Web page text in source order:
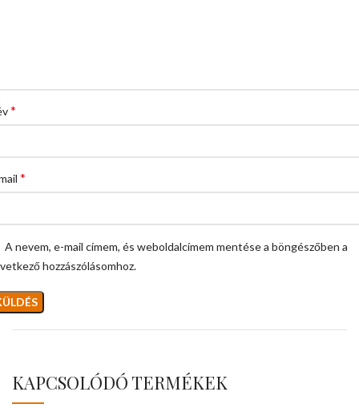
*
*
A nevem, e-mail címem, és weboldalcímem mentése a böngészőben a
hozzászólásomhoz.
KAPCSOLÓDÓ TERMÉKEK